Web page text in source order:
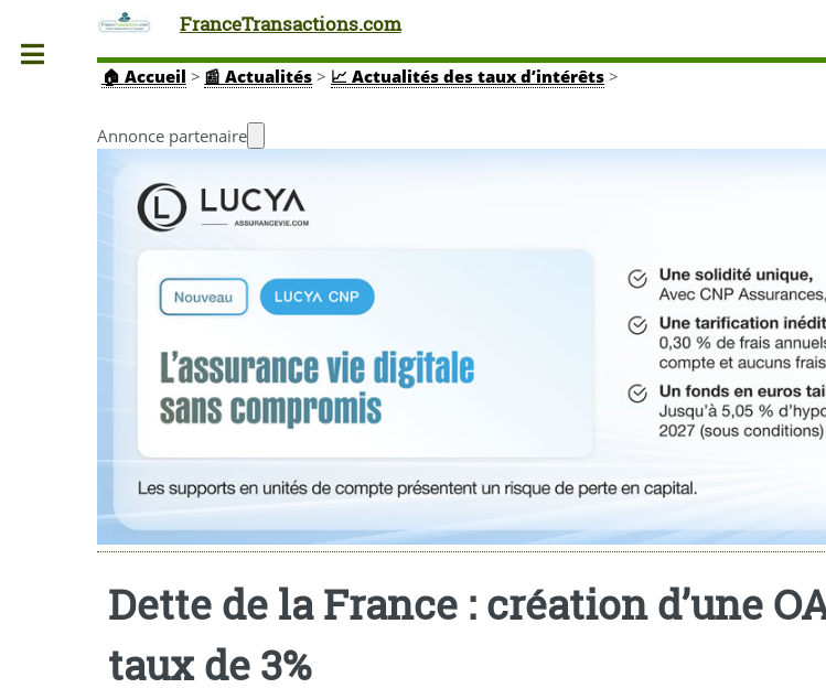
FranceTransactions.com
🏠 Accueil > 📰 Actualités > 📈 Actualités des taux d’intérêts>
Annonce partenaire
Dette de la France : création d’une
taux de 3%
Toggle